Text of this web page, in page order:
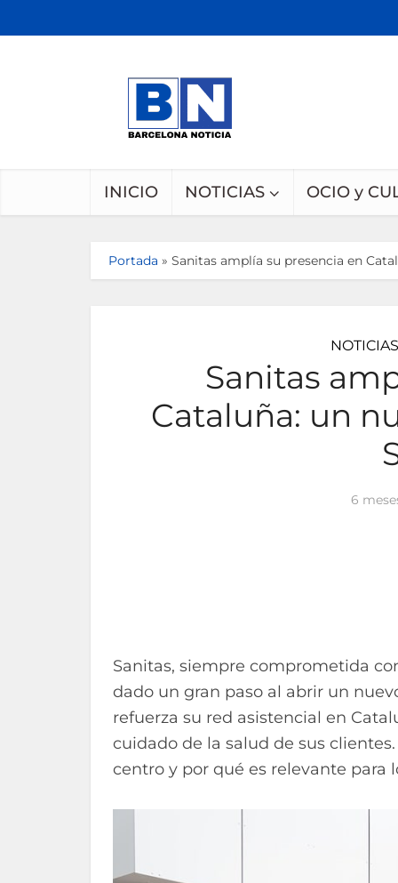
INICIO NOTICIAS OCIO y
Portada » Sanitas amplía su presencia en
Sanitas
Cataluña: un
6
Sanitas, siempre comprometida
dado un gran paso al abrir un
refuerza su red asistencial en
cuidado de la salud de sus
centro y por qué es relevante para